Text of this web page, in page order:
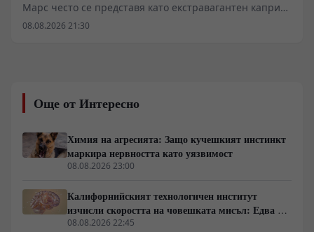
Марс често се представя като екстравагантен каприз
на милиардери, докато Луната остава подценяван
непрекъсната външна поддръжка, докато Марс
разполага с елементарни автохтонни суровини за
08.08.2026 21:30
Още от Интересно
Химия на агресията: Защо кучешкият инстинкт
маркира нервността като уязвимост
08.08.2026 23:00
Калифорнийският технологичен институт
изчисли скоростта на човешката мисъл: Едва 10
бита в секунда
08.08.2026 22:45